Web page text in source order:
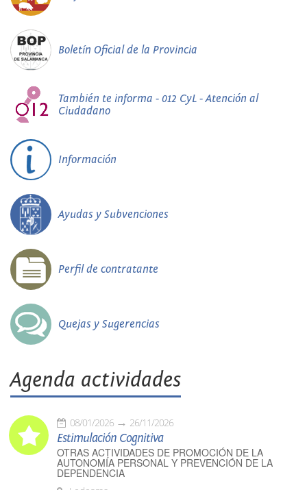
Boletín Oficial de la Provincia
También te informa - 012 CyL - Atención al
Ciudadano
Información
Ayudas y Subvenciones
Perfil de contratante
Quejas y Sugerencias
Agenda actividades
08/01/2026 26/11/2026
Estimulación Cognitiva
OTRAS ACTIVIDADES DE PROMOCIÓN DE LA
AUTONOMÍA PERSONAL Y PREVENCIÓN DE LA
DEPENDENCIA